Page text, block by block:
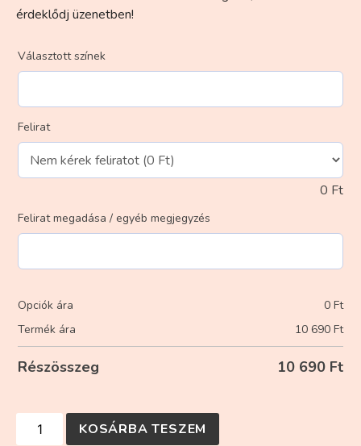
érdeklődj üzenetben!
Választott színek
Felirat
0 Ft
Felirat megadása / egyéb megjegyzés
Opciók ára 0 Ft
Termék ára
10 690 Ft
Részösszeg 10 690 Ft
KOSÁRBA TESZEM